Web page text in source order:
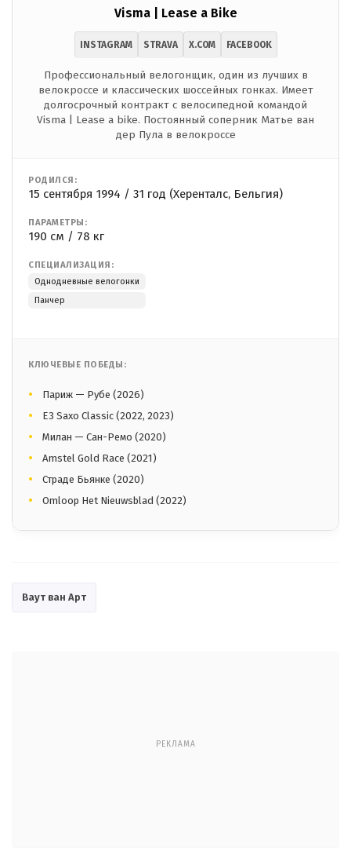
Visma | Lease a Bike
INSTAGRAM STRAVA X.COM FACEBOOK
Профессиональный велогонщик, один из лучших в
велокроссе и классических шоссейных гонках. Имеет
долгосрочный контракт с велосипедной командой
Visma | Lease a bike. Постоянный соперник Матье ван
дер Пула в велокроссе
РОДИЛСЯ:
15 сентября 1994 / 31 год (Херенталс, Бельгия)
ПАРАМЕТРЫ:
190 см / 78 кг
СПЕЦИАЛИЗАЦИЯ:
Однодневные велогонки
Панчер
КЛЮЧЕВЫЕ ПОБЕДЫ:
Париж — Рубе (2026)
E3 Saxo Classic (2022, 2023)
Милан — Сан-Ремо (2020)
Amstel Gold Race (2021)
Страде Бьянке (2020)
Omloop Het Nieuwsblad (2022)
Ваут ван Арт
РЕКЛАМА